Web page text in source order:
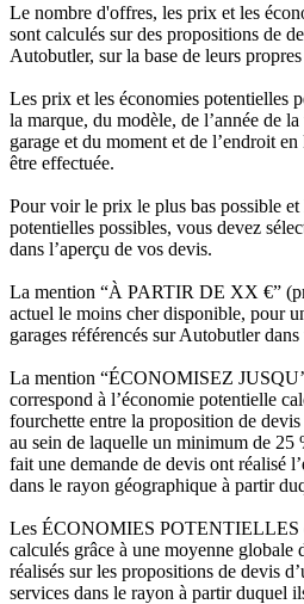
Le nombre d'offres, les prix et les
sont calculés sur des propositions de
Autobutler, sur la base de leurs
Les prix et les économies potentielles
la marque, du modèle, de l’année de
garage et du moment et de l’endroit
être effectuée.
Pour voir le prix le plus bas possible et
potentielles possibles, vous devez
dans l’aperçu de vos devis.
La mention “À PARTIR DE XX €”
actuel le moins cher disponible, pour
garages référencés sur Autobutler
La mention “ÉCONOMISEZ
correspond à l’économie potentielle
fourchette entre la proposition de
au sein de laquelle un minimum de 25
fait une demande de devis ont réalisé
dans le rayon géographique à partir
Les ÉCONOMIES POTENTIELLES
calculés grâce à une moyenne globale
réalisés sur les propositions de devis
services dans le rayon à partir duquel